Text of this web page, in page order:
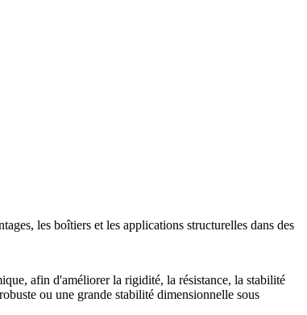
les boîtiers et les applications structurelles dans des
afin d'améliorer la rigidité, la résistance, la stabilité
ou une grande stabilité dimensionnelle sous